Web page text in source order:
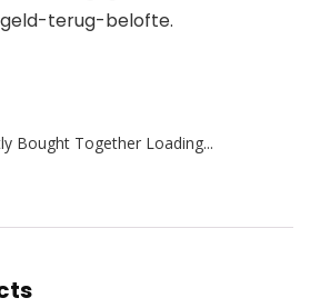
terug-belofte.
Bought Together Loading...